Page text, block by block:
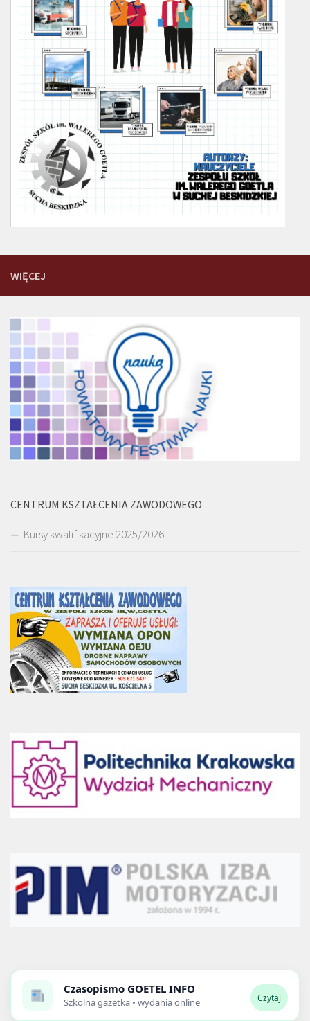
WIĘCEJ
CENTRUM KSZTAŁCENIA ZAWODOWEGO
Kursy kwalifikacyjne 2025/2026
Czasopismo GOETEL INFO
Szkolna gazetka • wydania online Czytaj